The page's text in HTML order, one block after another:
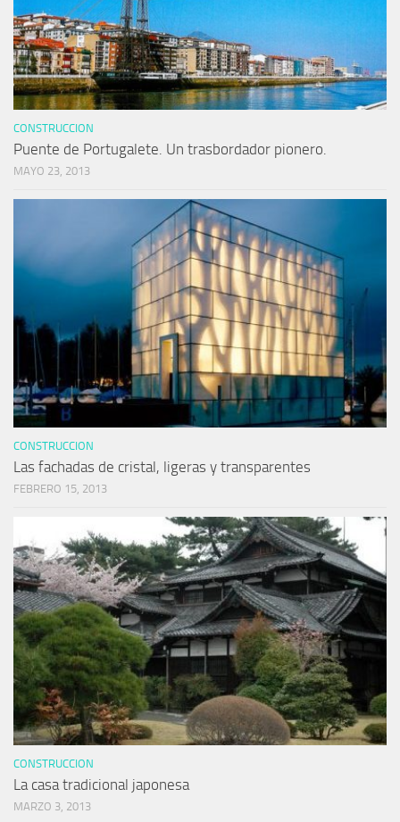
CONSTRUCCION
Puente de Portugalete. Un trasbordador pionero.
MAYO 23, 2013
CONSTRUCCION
Las fachadas de cristal, ligeras y transparentes
FEBRERO 15, 2013
CONSTRUCCION
La casa tradicional japonesa
MARZO 3, 2013